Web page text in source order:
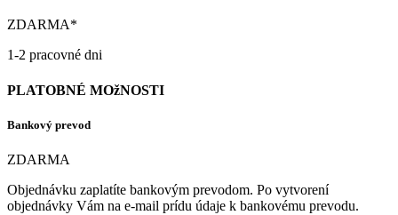
ZDARMA*
1-2 pracovné dni
PLATOBNÉ MOžNOSTI
Bankový prevod
ZDARMA
Objednávku zaplatíte bankovým prevodom. Po vytvorení
objednávky Vám na e-mail prídu údaje k bankovému prevodu.